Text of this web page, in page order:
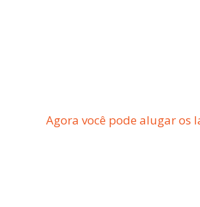
Agora você pode alugar os